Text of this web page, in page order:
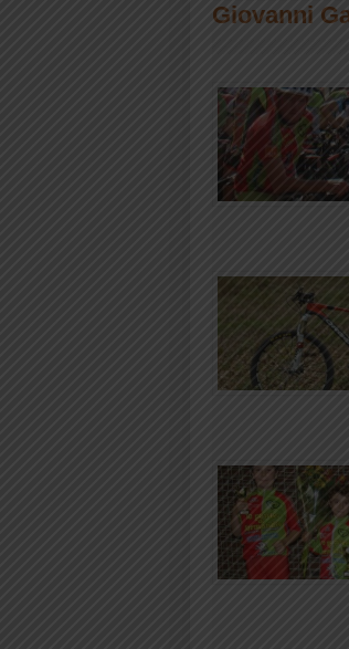
Giovanni